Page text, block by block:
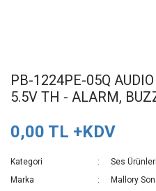
PB-1224PE-05Q
5.5V TH - ALARM,
0,00 TL +KDV
Kategori
Ses Ürünleri
Marka
Mallory